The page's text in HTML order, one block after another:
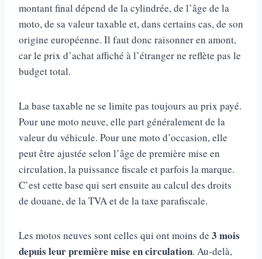
montant final dépend de la cylindrée, de l’âge de la
moto, de sa valeur taxable et, dans certains cas, de son
origine européenne. Il faut donc raisonner en amont,
car le prix d’achat affiché à l’étranger ne reflète pas le
budget total.
La base taxable ne se limite pas toujours au prix payé.
Pour une moto neuve, elle part généralement de la
valeur du véhicule. Pour une moto d’occasion, elle
peut être ajustée selon l’âge de première mise en
circulation, la puissance fiscale et parfois la marque.
C’est cette base qui sert ensuite au calcul des droits
de douane, de la TVA et de la taxe parafiscale.
Les motos neuves sont celles qui ont moins de 3 mois
depuis leur première mise en circulation. Au-delà,